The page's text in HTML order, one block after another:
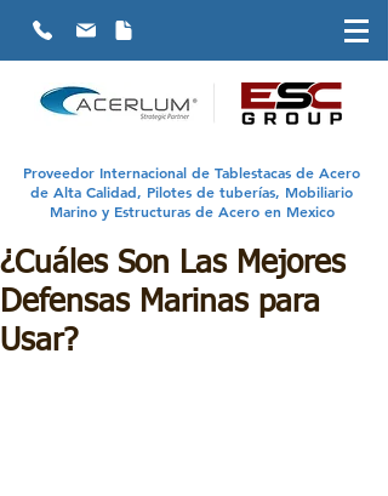
Proveedor Internacional de Tablestacas de Acero
de Alta Calidad, Pilotes de tuberías, Mobiliario
Marino y Estructuras de Acero en Mexico
¿Cuáles Son Las Mejores
Defensas Marinas para
Usar?